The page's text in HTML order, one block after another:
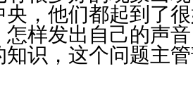
央，他们都起到了
怎样发出自己的声
知识，这个问题主